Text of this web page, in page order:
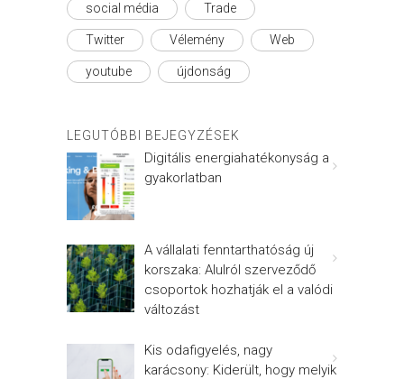
social média Trade
Twitter Vélemény Web
youtube újdonság
LEGUTÓBBI BEJEGYZÉSEK
Digitális energiahatékonyság a
gyakorlatban
A vállalati fenntarthatóság új
korszaka: Alulról szerveződő
csoportok hozhatják el a valódi
változást
Kis odafigyelés, nagy
karácsony: Kiderült, hogy melyik